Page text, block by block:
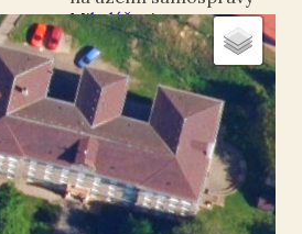
Mikulášovice
okres Děčín
Mikulášovice
50.965291
14.364215
Pomník